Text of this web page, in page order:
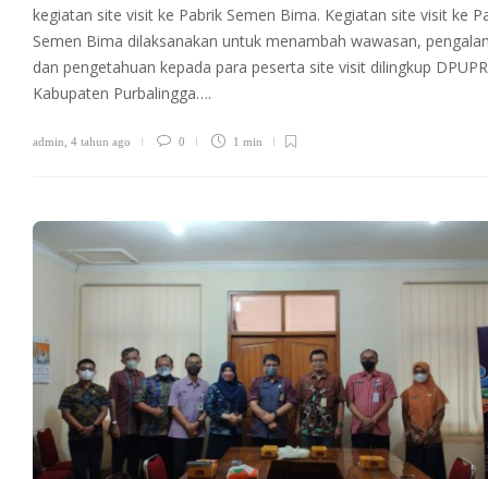
kegiatan site visit ke Pabrik Semen Bima. Kegiatan site visit ke
Semen Bima dilaksanakan untuk menambah wawasan,
dan pengetahuan kepada para peserta site visit dilingkup DPUPR
Kabupaten Purbalingga….
admin 4 tahun ago 0 1 min